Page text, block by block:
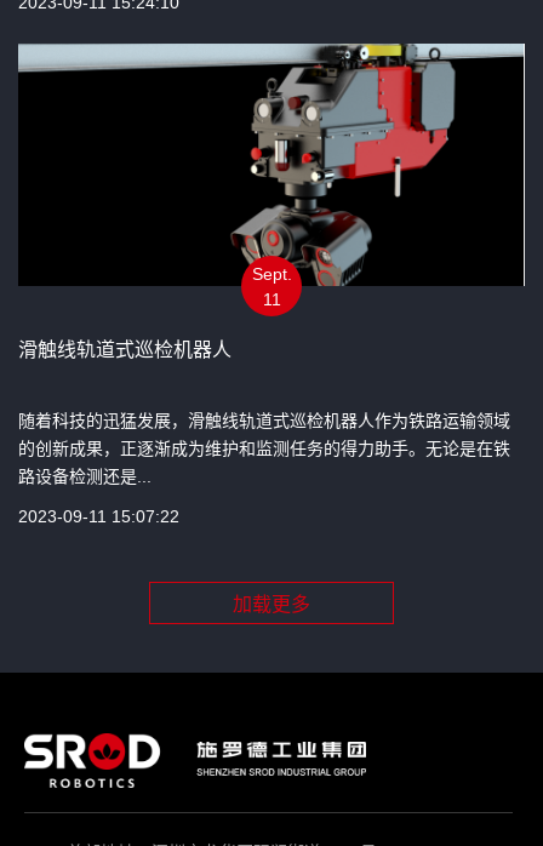
Sept.
11
滑触线轨道式巡检机器人
随着科技的迅猛发展，滑触线轨道式巡检机器人作为铁路运输领域
的创新成果，正逐渐成为维护和监测任务的得力助手。无论是在铁
路设备检测还是...
2023-09-11 15:07:22